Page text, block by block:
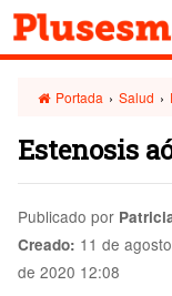
Portada › Salud ›
Estenosis
Publicado por
Creado: 11 de
de 2020 12:08